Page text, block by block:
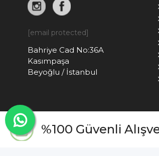
[email protected]
Bahriye Cad No:36A
Kasımpaşa
Beyoğlu / İstanbul
%100 Güvenli